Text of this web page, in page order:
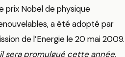
prix Nobel de physique
a été adopté par
de l’Energie le 20 mai 2009.
sera promulgué cette année,